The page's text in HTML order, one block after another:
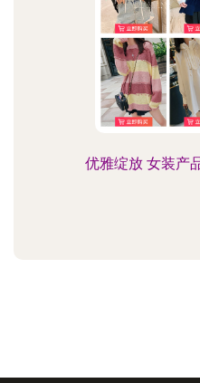
优雅绽放 女装产